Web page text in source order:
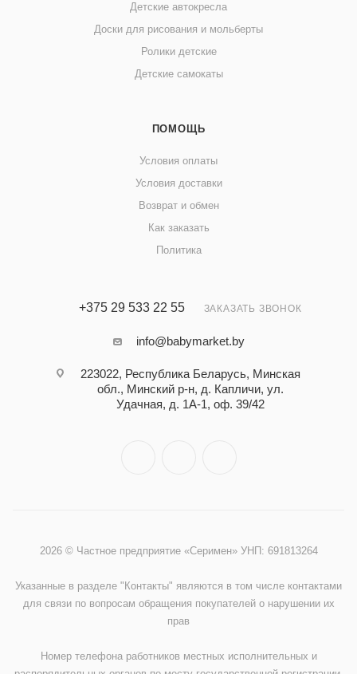
Детские автокресла
Доски для рисования и мольберты
Ролики детские
Детские самокаты
ПОМОЩЬ
Условия оплаты
Условия доставки
Возврат и обмен
Как заказать
Политика
+375 29 533 22 55 ЗАКАЗАТЬ ЗВОНОК
info@babymarket.by
223022, Республика Беларусь, Минская
обл., Минский р-н, д. Капличи, ул.
Удачная, д. 1А-1, оф. 39/42
2026 © Частное предприятие «Серимен» УНП: 691813264
Указанные в разделе "Контакты" являются в том числе контактами
для связи по вопросам обращения покупателей о нарушении их
прав
Номер телефона работников местных исполнительных и